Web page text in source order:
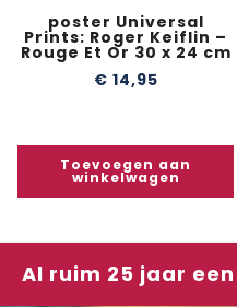
poster Universal
Prints: Roger Keiflin –
Rouge Et Or 30 x 24 cm
€ 14,95
Toevoegen aan
winkelwagen
Al ruim 25 jaar